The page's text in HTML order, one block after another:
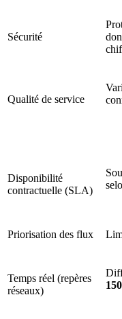
Sécurité
Qualité de service
Disponibilité
contractuelle (SLA)
Priorisation des flux
Temps réel (repères
réseaux)